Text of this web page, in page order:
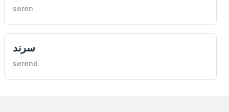
seren
سرند
serend